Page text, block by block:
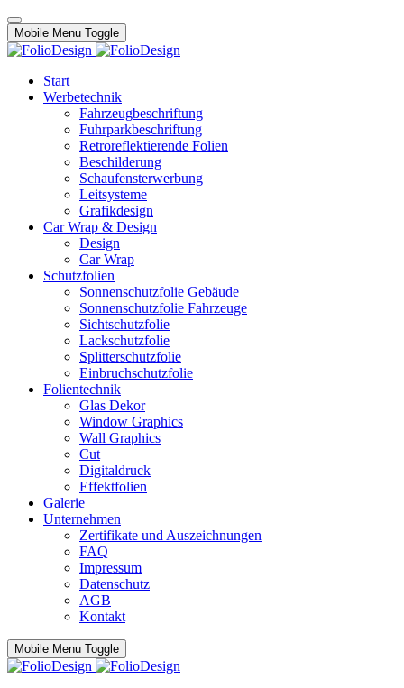
Mobile Menu Toggle
Start
Werbetechnik
Fahrzeugbeschriftung
Fuhrparkbeschriftung
Retroreflektierende Folien
Beschilderung
Schaufensterwerbung
Leitsysteme
Grafikdesign
Car Wrap & Design
Design
Car Wrap
Schutzfolien
Sonnenschutzfolie Gebäude
Sonnenschutzfolie Fahrzeuge
Sichtschutzfolie
Lackschutzfolie
Splitterschutzfolie
Einbruchschutzfolie
Folientechnik
Glas Dekor
Window Graphics
Wall Graphics
Cut
Digitaldruck
Effektfolien
Galerie
Unternehmen
Zertifikate und Auszeichnungen
FAQ
Impressum
Datenschutz
AGB
Kontakt
Mobile Menu Toggle